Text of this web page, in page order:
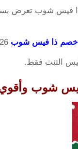
خصم ذا فيس شوب
التنت فقط.
فيس شوب